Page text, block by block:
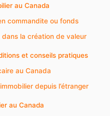
au Canada
commandite ou fonds
la création de valeur
et conseils pratiques
au Canada
depuis l’étranger
au Canada